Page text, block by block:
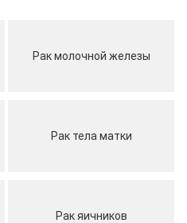
Рак молочной железы
Рак тела матки
Рак яичников